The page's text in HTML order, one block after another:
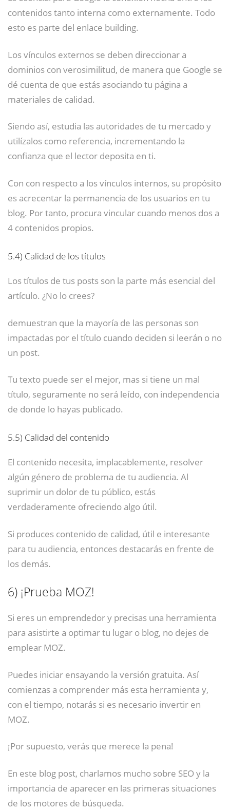
contenidos tanto interna como externamente. Todo
esto es parte del enlace building.
Los vínculos externos se deben direccionar a
dominios con verosimilitud, de manera que Google se
dé cuenta de que estás asociando tu página a
materiales de calidad.
Siendo así, estudia las autoridades de tu mercado y
utilízalos como referencia, incrementando la
confianza que el lector deposita en ti.
Con con respecto a los vínculos internos, su propósito
es acrecentar la permanencia de los usuarios en tu
blog. Por tanto, procura vincular cuando menos dos a
4 contenidos propios.
5.4) Calidad de los títulos
Los títulos de tus posts son la parte más esencial del
artículo. ¿No lo crees?
demuestran que la mayoría de las personas son
impactadas por el título cuando deciden si leerán o no
un post.
Tu texto puede ser el mejor, mas si tiene un mal
título, seguramente no será leído, con independencia
de donde lo hayas publicado.
5.5) Calidad del contenido
El contenido necesita, implacablemente, resolver
algún género de problema de tu audiencia. Al
suprimir un dolor de tu público, estás
verdaderamente ofreciendo algo útil.
Si produces contenido de calidad, útil e interesante
para tu audiencia, entonces destacarás en frente de
los demás.
6) ¡Prueba MOZ!
Si eres un emprendedor y precisas una herramienta
para asistirte a optimar tu lugar o blog, no dejes de
emplear MOZ.
Puedes iniciar ensayando la versión gratuita. Así
comienzas a comprender más esta herramienta y,
con el tiempo, notarás si es necesario invertir en
MOZ.
¡Por supuesto, verás que merece la pena!
En este blog post, charlamos mucho sobre SEO y la
importancia de aparecer en las primeras situaciones
de los motores de búsqueda.